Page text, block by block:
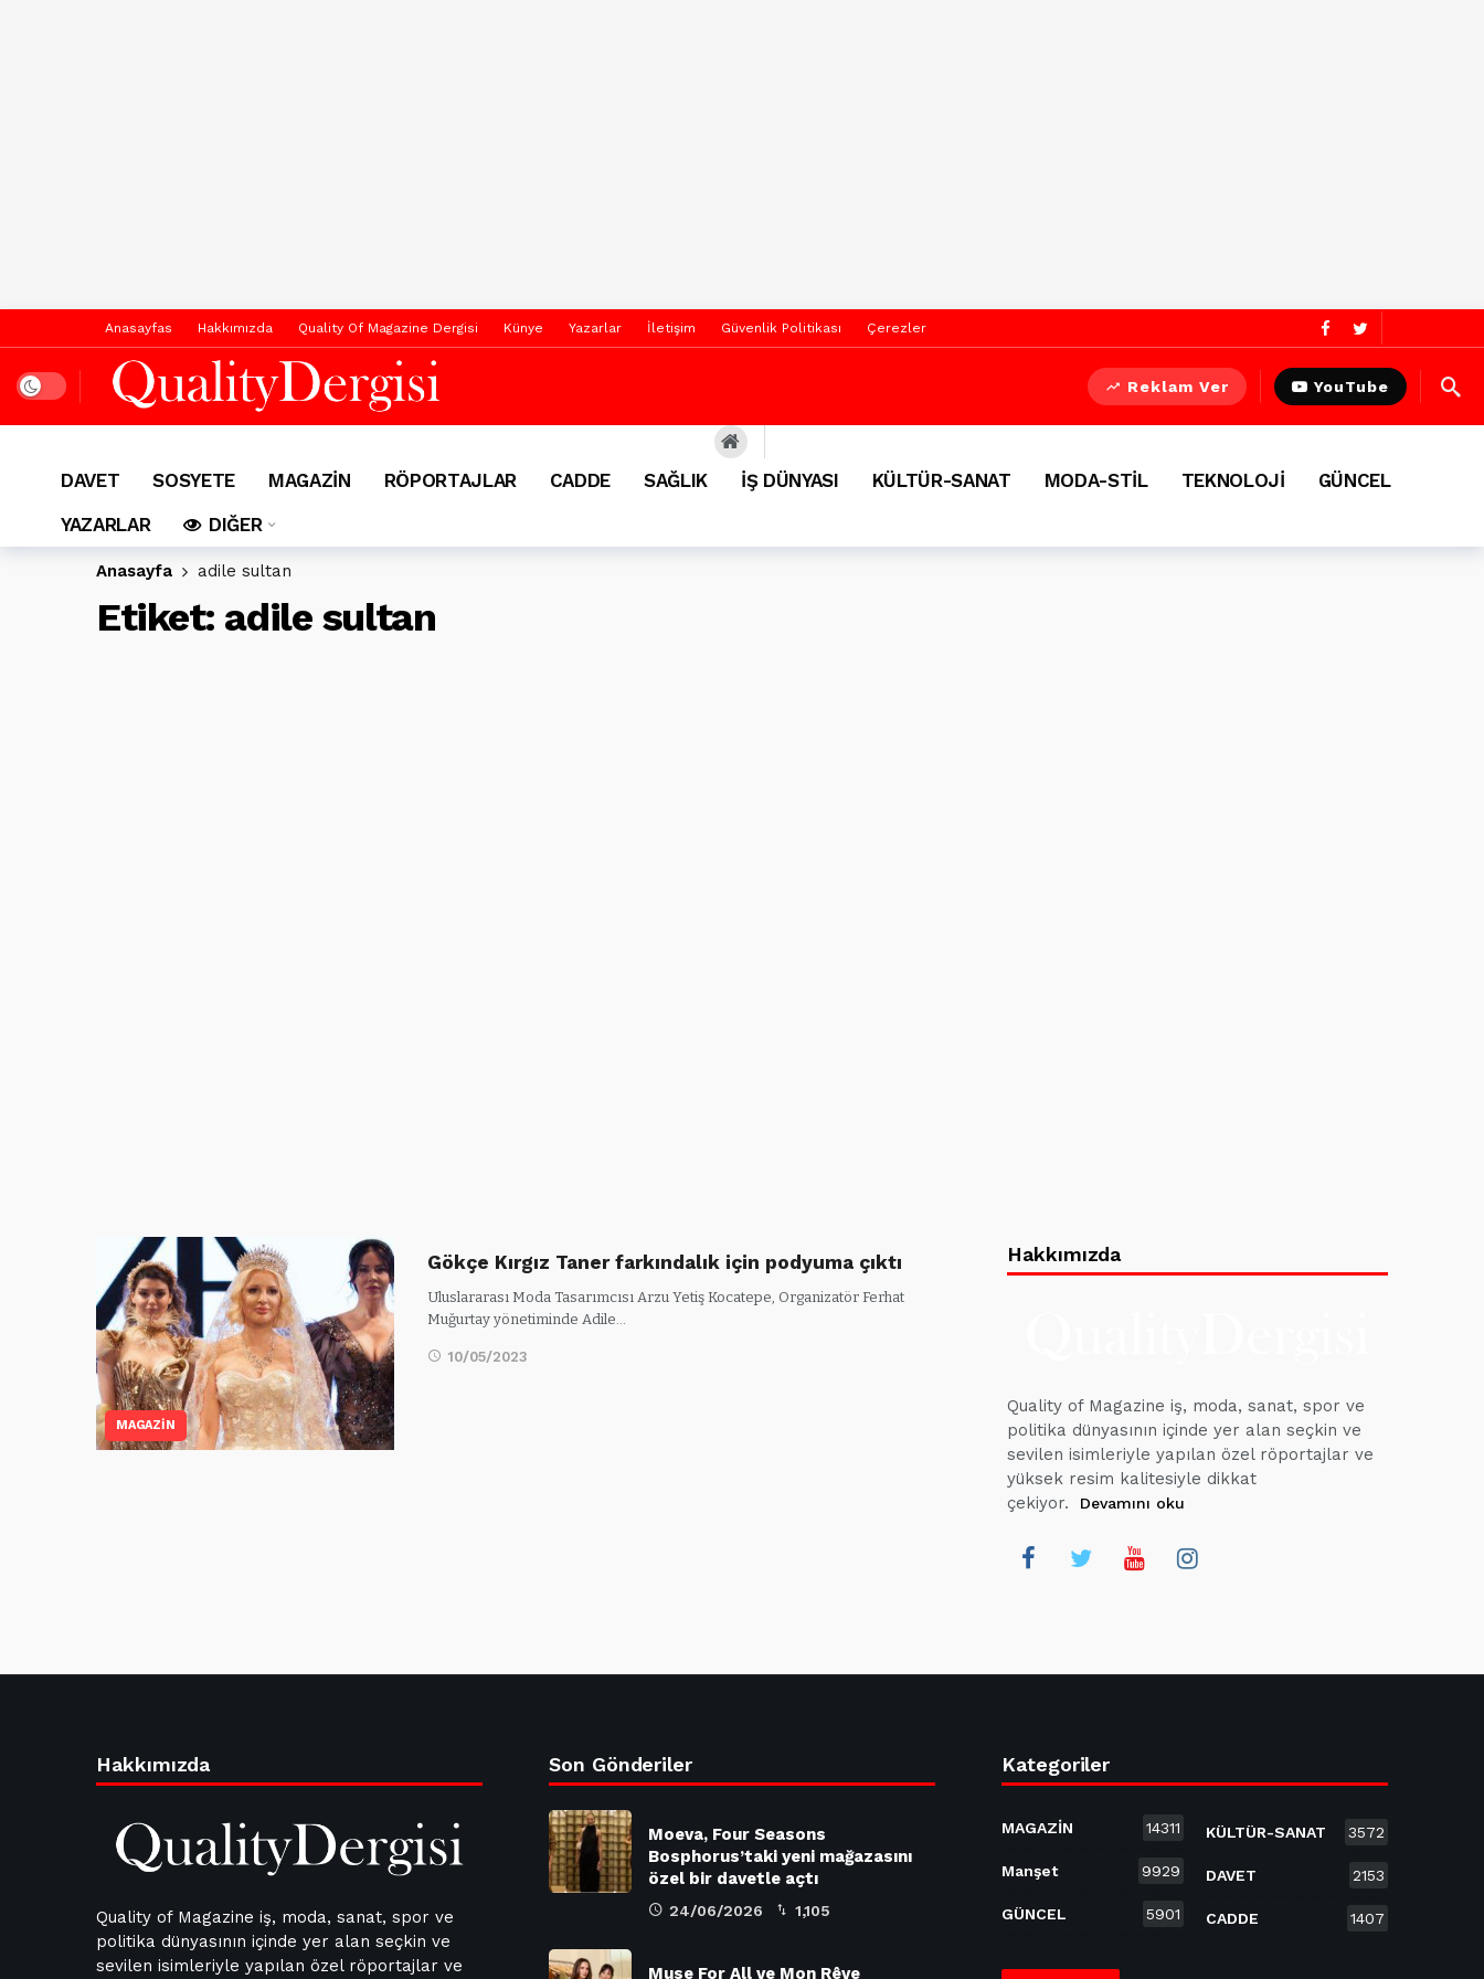
Anasayfas Hakkımızda Quality Of Magazine Dergisi Künye Yazarlar İletişim Güvenlik Politikası Çerezler
Dark mode Reklam Ver YouTube
DAVET SOSYETE MAGAZİN RÖPORTAJLAR CADDE SAĞLIK İŞ DÜNYASI KÜLTÜR-SANAT MODA-STİL TEKNOLOJİ
GÜNCEL
YAZARLAR
DIĞER
Anasayfa adile sultan
Etiket: adile sultan
MAGAZİN
Gökçe Kırgız Taner farkındalık için podyuma çıktı
Uluslararası Moda Tasarımcısı Arzu Yetiş Kocatepe, Organizatör Ferhat
Muğurtay yönetiminde Adile…
10/05/2023
Hakkımızda
Quality of Magazine iş, moda, sanat, spor ve
politika dünyasının içinde yer alan seçkin ve
sevilen isimleriyle yapılan özel röportajlar ve
yüksek resim kalitesiyle dikkat
çekiyor.
Devamını oku
Hakkımızda
Quality of Magazine iş, moda, sanat, spor ve
politika dünyasının içinde yer alan seçkin ve
sevilen isimleriyle yapılan özel röportajlar ve
Son Gönderiler
Moeva, Four Seasons
Bosphorus’taki yeni mağazasını
özel bir davetle açtı
24/06/2026 1,105
Muse For All ve Mon Rêve
Kategoriler
MAGAZİN 14311
Manşet 9929
GÜNCEL 5901
KÜLTÜR-SANAT 3572
DAVET 2153
CADDE 1407